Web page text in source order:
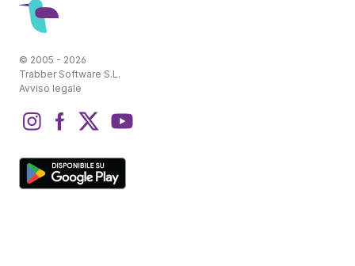
© 2005 - 2026
Trabber Software S.L.
Avviso legale